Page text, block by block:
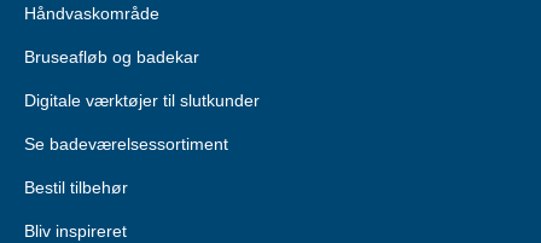
Håndvaskområde
Bruseafløb og badekar
Digitale værktøjer til slutkunder
Se badeværelsessortiment
Bestil tilbehør
Bliv inspireret